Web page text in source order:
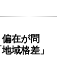
偏在が問
域格差」